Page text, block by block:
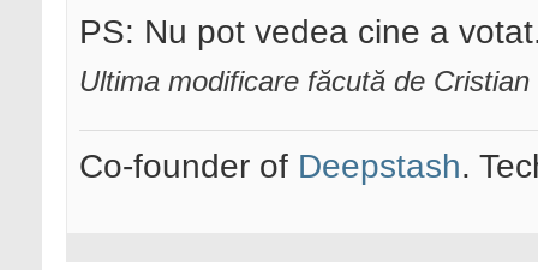
PS: Nu pot vedea cine a
Ultima modificare făcută de
Co-founder of Deepstash.